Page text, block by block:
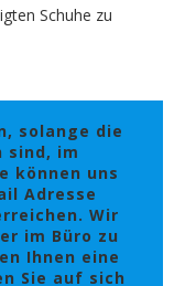
Schuhe zu
solange die
sind, im
können uns
Adresse
Wir
im Büro zu
Ihnen eine
Sie auf sich